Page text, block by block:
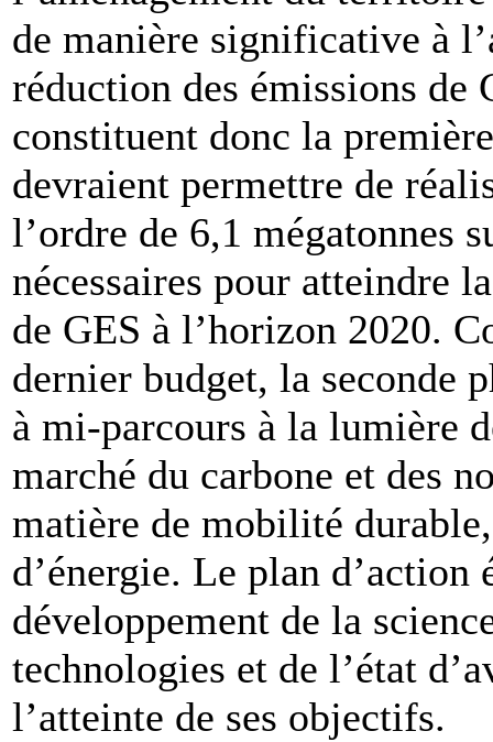
de manière significative à
réduction des émissions de
constituent donc la
devraient permettre de
l’ordre de 6,1 mégatonnes
nécessaires pour atteindre
de GES à l’horizon 2020.
dernier budget, la seconde
à mi-parcours à la lumière
marché du carbone et des
matière de mobilité
d’énergie. Le plan
développement de la
technologies et de l’état
l’atteinte de ses objectifs.